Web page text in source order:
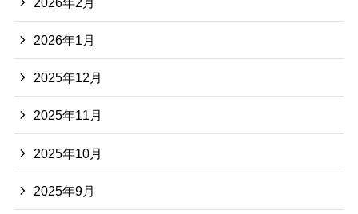
2026年1月
2025年12月
2025年11月
2025年10月
2025年9月